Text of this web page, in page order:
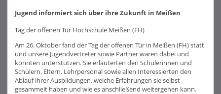
Jugend informiert sich über ihre Zukunft in Meißen
Tag der offenen Tür Hochschule Meißen (FH)
Am 26. Oktober fand der Tag der offenen Tür in Meißen (FH) statt
und unsere Jugendvertreter sowie Partner waren dabei und
konnten unterstützen. Sie erläuterten den Schülerinnen und
Schülern, Eltern, Lehrpersonal sowie allen Interessierten den
Ablauf ihrer Ausbildungen, welche Erfahrungen sie selbst
gesammelt haben und wie es anschließend weitergehen kann.